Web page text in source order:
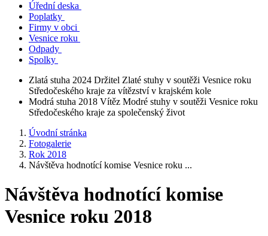
Úřední deska
Poplatky
Firmy v obci
Vesnice roku
Odpady
Spolky
Zlatá stuha 2024 Držitel Zlaté stuhy v soutěži Vesnice roku
Středočeského kraje za vítězství v krajském kole
Modrá stuha 2018 Vítěz Modré stuhy v soutěži Vesnice roku
Středočeského kraje za společenský život
Úvodní stránka
Fotogalerie
Rok 2018
Návštěva hodnotící komise Vesnice roku ...
Návštěva hodnotící komise
Vesnice roku 2018